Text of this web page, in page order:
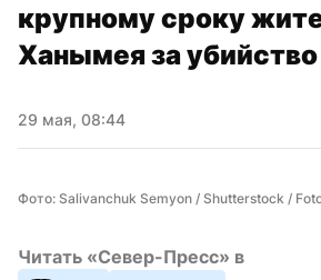
крупному сроку
Ханымея за
29 мая, 08:44
Фото: Salivanchuk Semyon / Shutterstock /
Читать «Север-Пресс» в